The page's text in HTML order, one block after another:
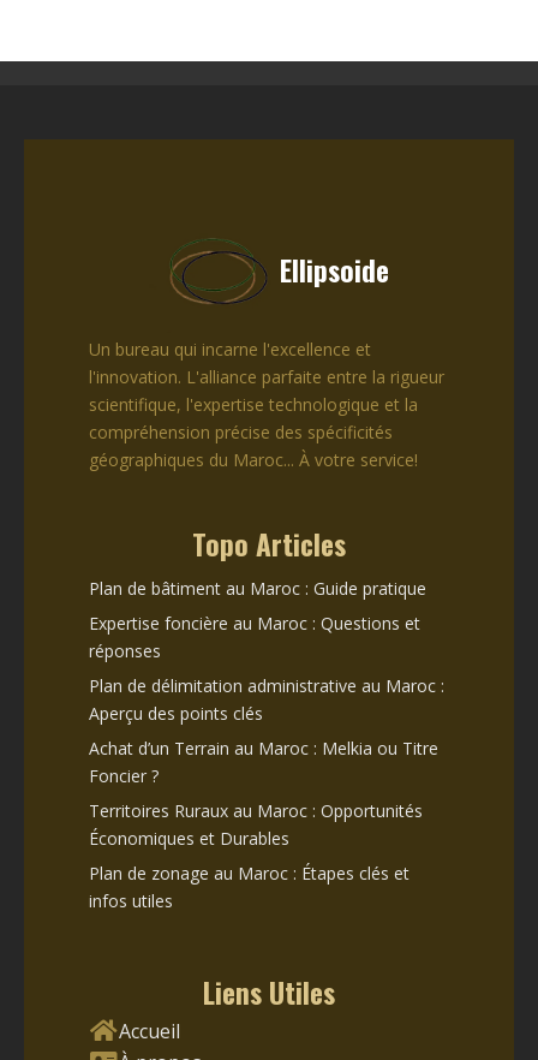
Ellipsoide
Un bureau qui incarne l'excellence et
l'innovation. L'alliance parfaite entre la rigueur
scientifique, l'expertise technologique et la
compréhension précise des spécificités
géographiques du Maroc... À votre service!
Topo Articles
Plan de bâtiment au Maroc : Guide pratique
Expertise foncière au Maroc : Questions et
réponses
Plan de délimitation administrative au Maroc :
Aperçu des points clés
Achat d’un Terrain au Maroc : Melkia ou Titre
Foncier ?
Territoires Ruraux au Maroc : Opportunités
Économiques et Durables
Plan de zonage au Maroc : Étapes clés et
infos utiles
Liens Utiles
Accueil